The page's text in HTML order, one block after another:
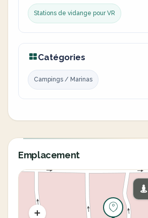
Stations de vidange pour VR
Catégories
Campings / Marinas
Emplacement